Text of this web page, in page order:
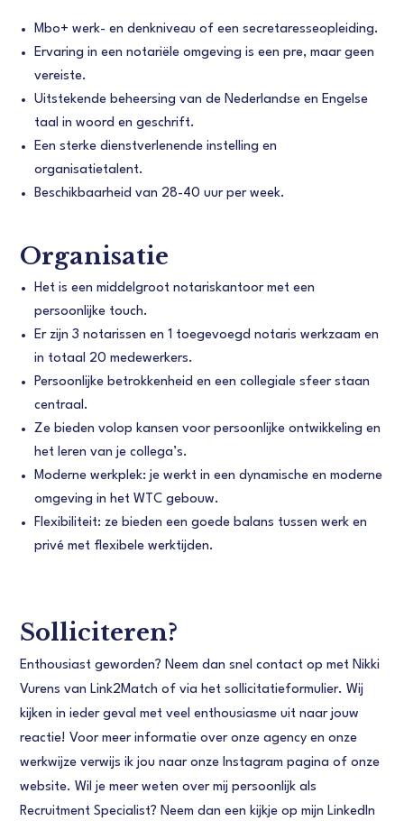
Mbo+ werk- en denkniveau of een secretaresseopleiding.
Ervaring in een notariële omgeving is een pre, maar geen
vereiste.
Uitstekende beheersing van de Nederlandse en Engelse
taal in woord en geschrift.
Een sterke dienstverlenende instelling en
organisatietalent.
Beschikbaarheid van 28-40 uur per week.
Organisatie
Het is een middelgroot notariskantoor met een
persoonlijke touch.
Er zijn 3 notarissen en 1 toegevoegd notaris werkzaam en
in totaal 20 medewerkers.
Persoonlijke betrokkenheid en een collegiale sfeer staan
centraal.
Ze bieden volop kansen voor persoonlijke ontwikkeling en
het leren van je collega’s.
Moderne werkplek: je werkt in een dynamische en moderne
omgeving in het WTC gebouw.
Flexibiliteit: ze bieden een goede balans tussen werk en
privé met flexibele werktijden.
Solliciteren?
Enthousiast geworden? Neem dan snel contact op met Nikki
Vurens van Link2Match of via het sollicitatieformulier. Wij
kijken in ieder geval met veel enthousiasme uit naar jouw
reactie! Voor meer informatie over onze agency en onze
werkwijze verwijs ik jou naar onze Instagram pagina of onze
website. Wil je meer weten over mij persoonlijk als
Recruitment Specialist? Neem dan een kijkje op mijn LinkedIn